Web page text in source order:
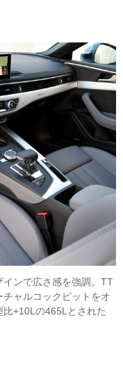
ンで広さ感を強調。TT
ャルコックピットをオ
+10Lの465Lとされた